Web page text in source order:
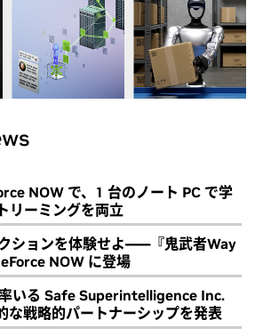
NOW で、1 台のノート PC で学
リーミングを両立
ションを体験せよ――『鬼武者Way
NOW に登場
いる Safe Superintelligence Inc.
な戦略的パートナーシップを発表